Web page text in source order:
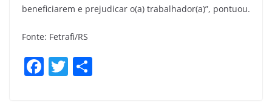
beneficiarem e prejudicar o(a) trabalhador(a)”, pontuou.
Fonte: Fetrafi/RS
F T